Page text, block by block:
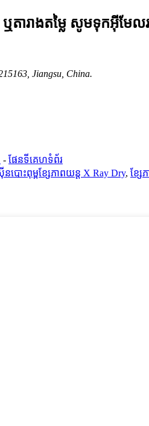
រាងតម្លៃ សូមទុកអ៊ីមែ
Jiangsu, China.
- ផែនទីគេហទំព័រ
បោះពុម្ពខ្សែភាពយន្ត X Ray Dry, ខ្សែ